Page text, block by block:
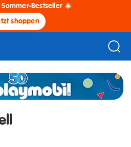
Bestseller ☀️
shoppen